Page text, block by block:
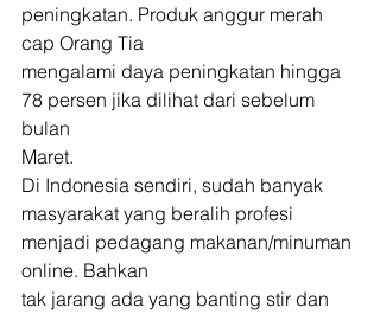
peningkatan. Produk anggur merah
cap Orang Tia
mengalami daya peningkatan hingga
78 persen jika dilihat dari sebelum
bulan
Maret.
Di Indonesia sendiri, sudah banyak
masyarakat yang beralih profesi
menjadi pedagang makanan/minuman
online. Bahkan
tak jarang ada yang banting stir dan